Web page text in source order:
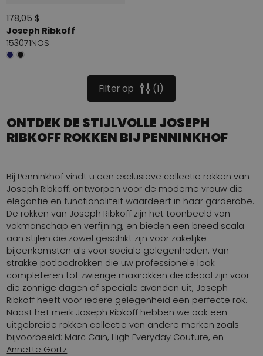
178,05 $
Joseph Ribkoff
153071NOS
Filter op 1
ONTDEK DE STIJLVOLLE JOSEPH
RIBKOFF ROKKEN BIJ PENNINKHOF
Bij Penninkhof vindt u een exclusieve collectie rokken van
Joseph Ribkoff, ontworpen voor de moderne vrouw die
elegantie en functionaliteit waardeert in haar garderobe.
De rokken van Joseph Ribkoff zijn het toonbeeld van
vakmanschap en verfijning, en bieden een breed scala
aan stijlen die zowel geschikt zijn voor zakelijke
bijeenkomsten als voor sociale gelegenheden. Van
strakke potloodrokken die uw professionele look
completeren tot zwierige maxirokken die ideaal zijn voor
die zonnige dagen of speciale avonden uit, Joseph
Ribkoff heeft voor iedere gelegenheid een perfecte rok.
Naast het merk Joseph Ribkoff hebben we ook een
uitgebreide rokken collectie van andere merken zoals
bijvoorbeeld: Marc Cain, High Everyday Couture, en
Annette Görtz.